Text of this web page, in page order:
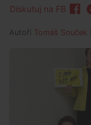
Diskutuj na FB
Autoři Tomáš Souček